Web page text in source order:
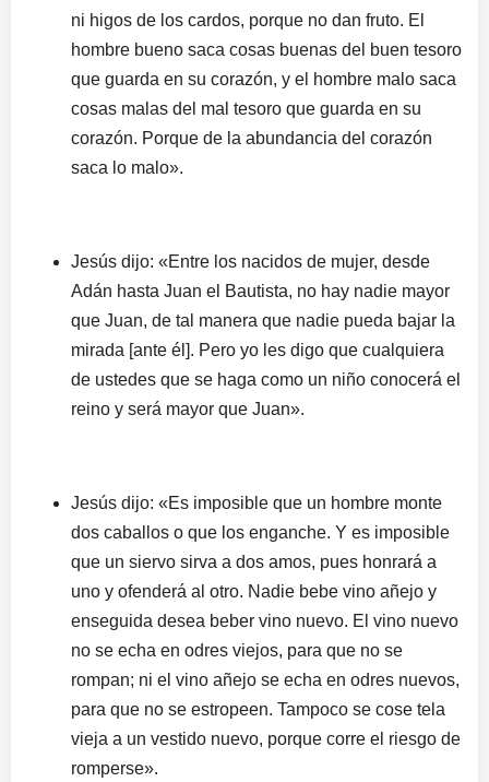
ni higos de los cardos, porque no dan fruto. El
hombre bueno saca cosas buenas del buen tesoro
que guarda en su corazón, y el hombre malo saca
cosas malas del mal tesoro que guarda en su
corazón. Porque de la abundancia del corazón
saca lo malo».
Jesús dijo: «Entre los nacidos de mujer, desde
Adán hasta Juan el Bautista, no hay nadie mayor
que Juan, de tal manera que nadie pueda bajar la
mirada [ante él]. Pero yo les digo que cualquiera
de ustedes que se haga como un niño conocerá el
reino y será mayor que Juan».
Jesús dijo: «Es imposible que un hombre monte
dos caballos o que los enganche. Y es imposible
que un siervo sirva a dos amos, pues honrará a
uno y ofenderá al otro. Nadie bebe vino añejo y
enseguida desea beber vino nuevo. El vino nuevo
no se echa en odres viejos, para que no se
rompan; ni el vino añejo se echa en odres nuevos,
para que no se estropeen. Tampoco se cose tela
vieja a un vestido nuevo, porque corre el riesgo de
romperse».